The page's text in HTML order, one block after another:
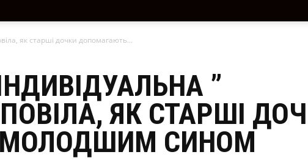
як старші дочки допомагають...
”
ЯК СТАРШІ
МОЛОДШИМ СИНОМ